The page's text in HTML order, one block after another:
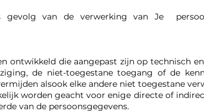
gevolg van de verwerking van Je
ontwikkeld die aangepast zijn op technisch
de niet-toegestane toegang of de
alsook elke andere niet toegestane
worden geacht voor enige directe of
van de persoonsgegevens.